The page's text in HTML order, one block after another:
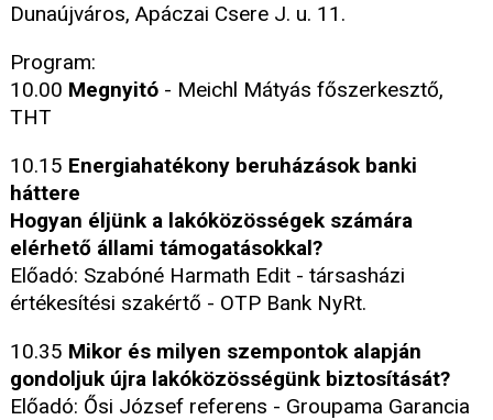
Dunaújváros, Apáczai Csere J. u. 11.
Program:
10.00 Megnyitó - Meichl Mátyás főszerkesztő,
THT
10.15 Energiahatékony beruházások banki
háttere
Hogyan éljünk a lakóközösségek számára
elérhető állami támogatásokkal?
Előadó: Szabóné Harmath Edit - társasházi
értékesítési szakértő - OTP Bank NyRt.
10.35 Mikor és milyen szempontok alapján
gondoljuk újra lakóközösségünk biztosítását?
Előadó: Ősi József referens - Groupama Garancia